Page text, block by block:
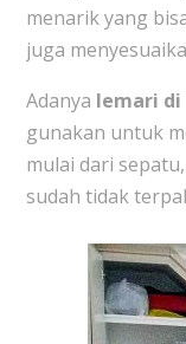
menarik yang
juga
Adanya lemari
gunakan untuk
mulai dari
sudah tidak